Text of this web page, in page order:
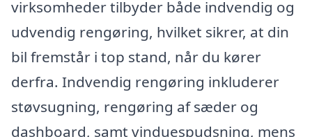
virksomheder tilbyder både indvendig og
udvendig rengøring, hvilket sikrer, at din
bil fremstår i top stand, når du kører
derfra. Indvendig rengøring inkluderer
støvsugning, rengøring af sæder og
dashboard, samt vinduespudsning, mens